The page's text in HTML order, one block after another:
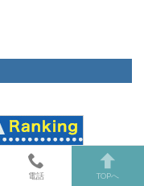
電話 TOPへ